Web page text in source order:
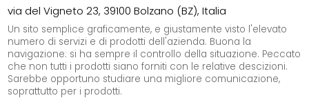
via del Vigneto 23, 39100 Bolzano (BZ), Italia
Un sito semplice graficamente, e giustamente visto l'elevato
numero di servizi e di prodotti dell'azienda. Buona la
navigazione: si ha sempre il controllo della situazione. Peccato
che non tutti i prodotti siano forniti con le relative descizioni.
Sarebbe opportuno studiare una migliore comunicazione,
soprattutto per i prodotti.